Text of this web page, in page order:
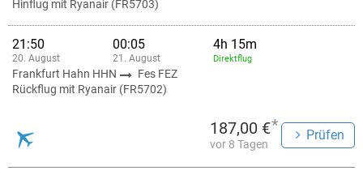
Hinflug mit Ryanair (FR5703)
21:50
20. August
00:05
21. August
4h 15m
Direktflug
Frankfurt Hahn HHN
Fes FEZ
Rückflug mit Ryanair (FR5702)
187,00 €*
vor 8 Tagen
Prüfen